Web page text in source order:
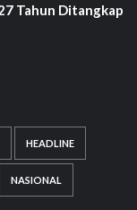
Tahun Ditangkap
HEADLINE
NASIONAL